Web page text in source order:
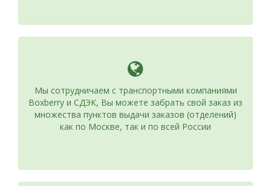
Мы сотрудничаем с транспортными компаниями
Boxberry и СДЭК, Вы можете забрать свой заказ из
множества пунктов выдачи заказов (отделений)
как по Москве, так и по всей России